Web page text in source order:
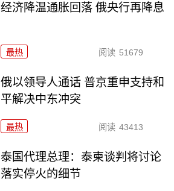
经济降温通胀回落 俄央行再降息
最热 阅读 51679
俄以领导人通话 普京重申支持和
平解决中东冲突
最热 阅读 43413
泰国代理总理：泰柬谈判将讨论
落实停火的细节